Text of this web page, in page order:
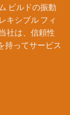
ビルドの振動
キシブル フィ
社は、信頼性
持ってサービス